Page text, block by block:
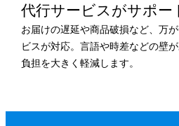
代行サービスがサポー
お届けの遅延や商品破損など、万
ビスが対応。言語や時差などの壁
負担を大きく軽減します。